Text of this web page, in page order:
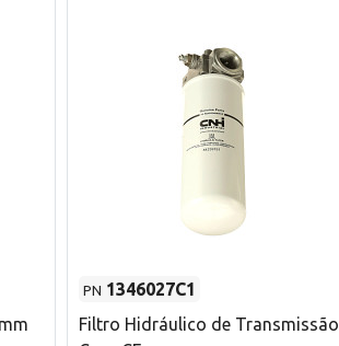
PN 1346027C1
Filtro Hidráulico de Transmissão